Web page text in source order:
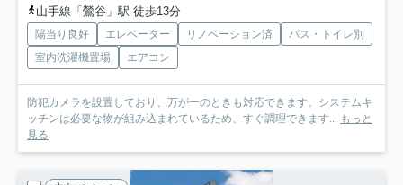
山手線「鶯谷」駅 徒歩13分
陽当り良好 エレベーター リノベーション済
バス・トイレ別
室内洗濯機置場
エアコン
防犯カメラを設置しており、万が一のときも対応できます。システムキ
ッチンは必要な物が組み込まれているため、すぐ調理できます... もっと
見る